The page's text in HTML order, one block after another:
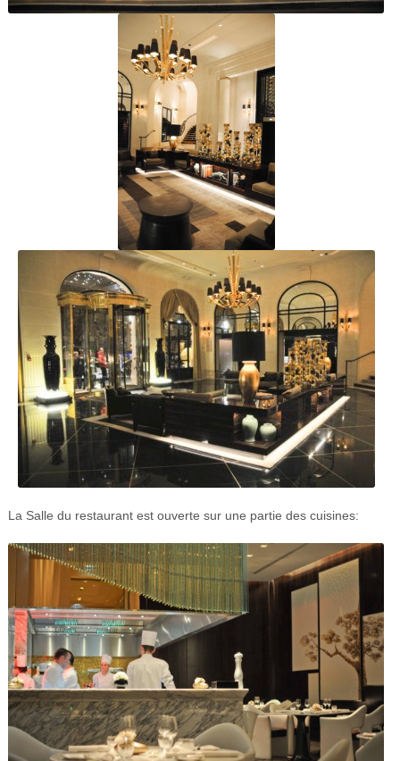
La Salle du restaurant est ouverte sur une partie des cuisines: